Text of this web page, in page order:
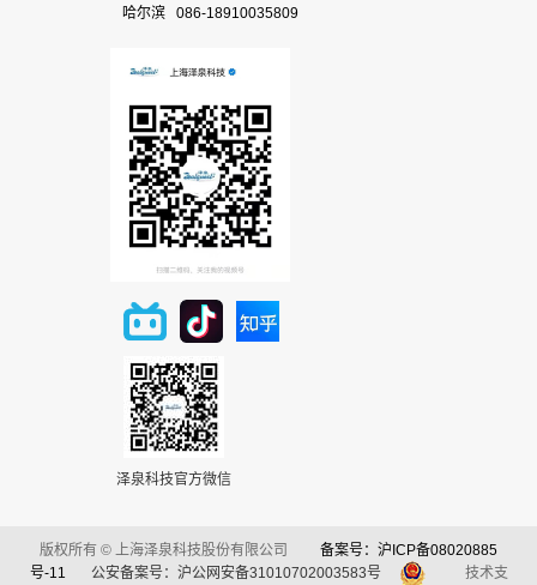
哈尔滨 086-18910035809
泽泉科技官方微信
版权所有 © 上海泽泉科技股份有限公司
备案号：沪ICP备08020885
号-11
公安备案号：沪公网安备31010702003583号 技术支